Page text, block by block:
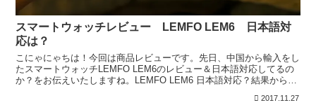
スマートウォッチレビュー LEMFO LEM6 日本語対
応は？
こにゃにゃちは！今回は商品レビューです。先日、中国から輸入をし
たスマートウォッチLEMFO LEM6のレビュー＆日本語対応してるの
か？をお伝えいたしますね。LEMFO LEM6 日本語対応？結果から申
2017.11.27